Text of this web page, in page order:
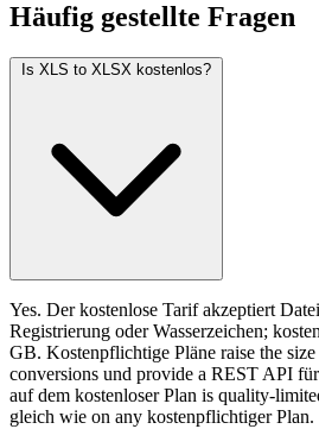
Häufig gestellte Fragen
Is XLS to XLSX kostenlos?
Yes. Der kostenlose Tarif akzeptiert
Registrierung oder Wasserzeichen;
GB. Kostenpflichtige Pläne raise the size
conversions und provide a REST API
auf dem kostenloser Plan is quality-
gleich wie on any kostenpflichtiger Plan.